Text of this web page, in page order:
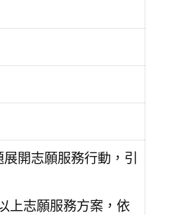
開志願服務行動，引
上志願服務方案，依